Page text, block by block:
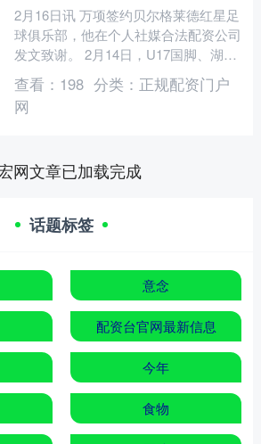
2月16日讯 万项签约贝尔格莱德红星足
球俱乐部，他在个人社媒合法配资公司
发文致谢。 2月14日，U17国脚、湖北
青训球员万项正式加盟塞尔维亚贝尔格
莱德红星足球俱....
查看： 198 分类： 正规配资门户
网
网文章已加载完成
话题标签
意念
配资台官网最新信息
今年
食物